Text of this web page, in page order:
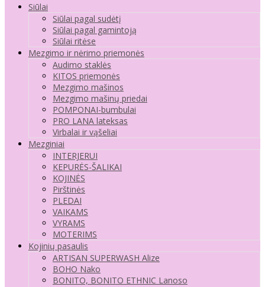
Siūlai
Siūlai pagal sudėtį
Siūlai pagal gamintoją
Siūlai ritėse
Mezgimo ir nėrimo priemonės
Audimo staklės
KITOS priemonės
Mezgimo mašinos
Mezgimo mašinų priedai
POMPONAI-bumbulai
PRO LANA lateksas
Virbalai ir vąšeliai
Mezginiai
INTERJERUI
KEPURĖS-ŠALIKAI
KOJINĖS
Pirštinės
PLEDAI
VAIKAMS
VYRAMS
MOTERIMS
Kojinių pasaulis
ARTISAN SUPERWASH Alize
BOHO Nako
BONITO, BONITO ETHNIC Lanoso